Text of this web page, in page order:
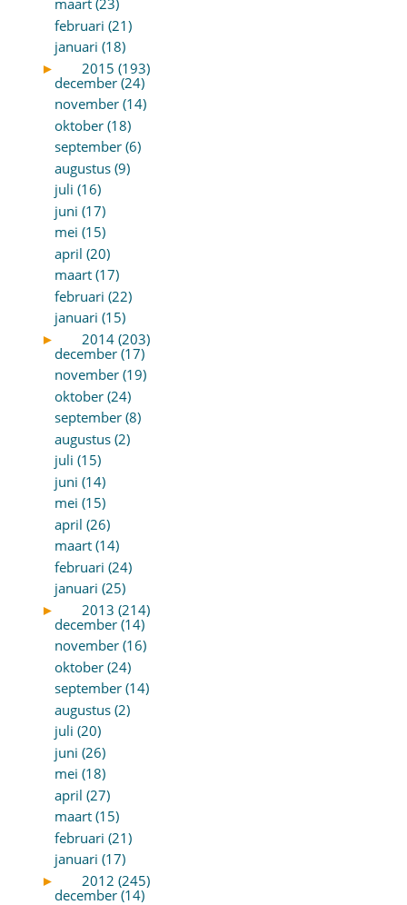
maart (23)
februari (21)
januari (18)
►
2015 (193)
december (24)
november (14)
oktober (18)
september (6)
augustus (9)
juli (16)
juni (17)
mei (15)
april (20)
maart (17)
februari (22)
januari (15)
►
2014 (203)
december (17)
november (19)
oktober (24)
september (8)
augustus (2)
juli (15)
juni (14)
mei (15)
april (26)
maart (14)
februari (24)
januari (25)
►
2013 (214)
december (14)
november (16)
oktober (24)
september (14)
augustus (2)
juli (20)
juni (26)
mei (18)
april (27)
maart (15)
februari (21)
januari (17)
►
2012 (245)
december (14)